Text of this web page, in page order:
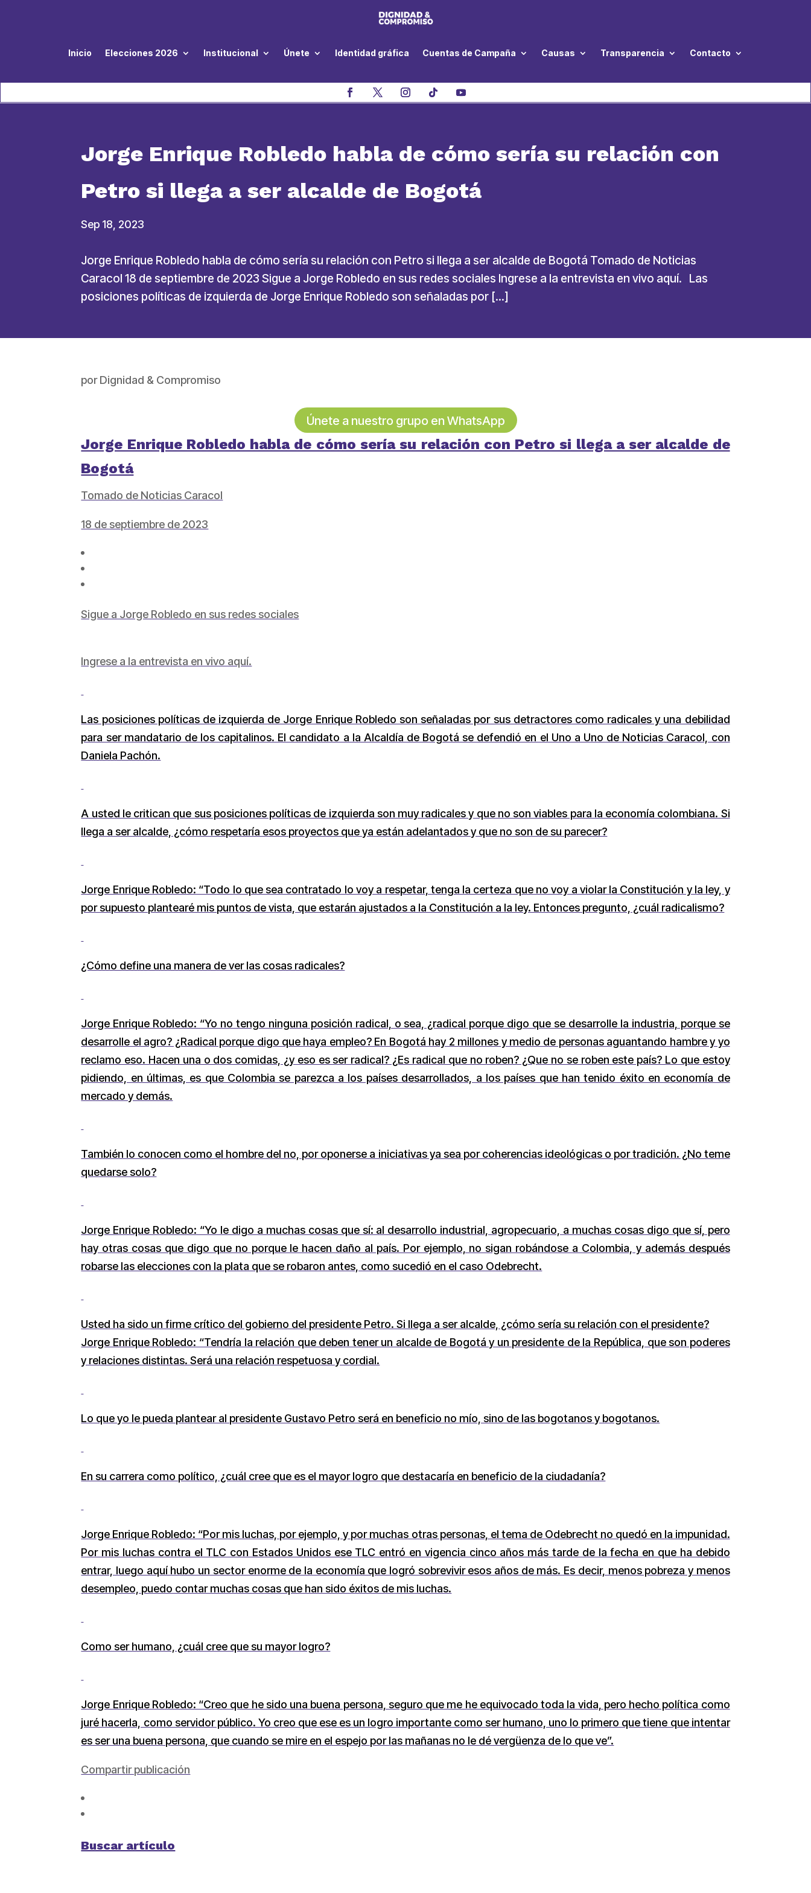
Inicio Elecciones 2026 Institucional Únete Identidad gráfica Cuentas de Campaña Causas Transparencia Contacto
Jorge Enrique Robledo habla de cómo sería su relación con
Petro si llega a ser alcalde de Bogotá
Sep 18, 2023
Jorge Enrique Robledo habla de cómo sería su relación con Petro si llega a ser alcalde de Bogotá Tomado de Noticias
Caracol 18 de septiembre de 2023 Sigue a Jorge Robledo en sus redes sociales Ingrese a la entrevista en vivo aquí. Las
posiciones políticas de izquierda de Jorge Enrique Robledo son señaladas por […]
porDignidad & Compromiso
Únete a nuestro grupo en WhatsApp
Jorge Enrique Robledo habla de cómo sería su relación con Petro si llega a ser alcalde de
Bogotá
Tomado de Noticias Caracol
18 de septiembre de 2023
Sigue a Jorge Robledo en sus redes sociales
Ingrese a la entrevista en vivo aquí.
Las posiciones políticas de izquierda de Jorge Enrique Robledo son señaladas por sus detractores como radicales y una debilidad
para ser mandatario de los capitalinos. El candidato a la Alcaldía de Bogotá se defendió en el Uno a Uno de Noticias Caracol, con
Daniela Pachón.
A usted le critican que sus posiciones políticas de izquierda son muy radicales y que no son viables para la economía colombiana. Si
llega a ser alcalde, ¿cómo respetaría esos proyectos que ya están adelantados y que no son de su parecer?
Jorge Enrique Robledo: “Todo lo que sea contratado lo voy a respetar, tenga la certeza que no voy a violar la Constitución y la ley, y
por supuesto plantearé mis puntos de vista, que estarán ajustados a la Constitución a la ley. Entonces pregunto, ¿cuál radicalismo?
¿Cómo define una manera de ver las cosas radicales?
Jorge Enrique Robledo: “Yo no tengo ninguna posición radical, o sea, ¿radical porque digo que se desarrolle la industria, porque se
desarrolle el agro? ¿Radical porque digo que haya empleo? En Bogotá hay 2 millones y medio de personas aguantando hambre y yo
reclamo eso. Hacen una o dos comidas, ¿y eso es ser radical? ¿Es radical que no roben? ¿Que no se roben este país? Lo que estoy
pidiendo, en últimas, es que Colombia se parezca a los países desarrollados, a los países que han tenido éxito en economía de
mercado y demás.
También lo conocen como el hombre del no, por oponerse a iniciativas ya sea por coherencias ideológicas o por tradición. ¿No teme
quedarse solo?
Jorge Enrique Robledo: “Yo le digo a muchas cosas que sí: al desarrollo industrial, agropecuario, a muchas cosas digo que sí, pero
hay otras cosas que digo que no porque le hacen daño al país. Por ejemplo, no sigan robándose a Colombia, y además después
robarse las elecciones con la plata que se robaron antes, como sucedió en el caso Odebrecht.
Usted ha sido un firme crítico del gobierno del presidente Petro. Si llega a ser alcalde, ¿cómo sería su relación con el presidente?
Jorge Enrique Robledo: “Tendría la relación que deben tener un alcalde de Bogotá y un presidente de la República, que son poderes
y relaciones distintas. Será una relación respetuosa y cordial.
Lo que yo le pueda plantear al presidente Gustavo Petro será en beneficio no mío, sino de las bogotanos y bogotanos.
En su carrera como político, ¿cuál cree que es el mayor logro que destacaría en beneficio de la ciudadanía?
Jorge Enrique Robledo: “Por mis luchas, por ejemplo, y por muchas otras personas, el tema de Odebrecht no quedó en la impunidad.
Por mis luchas contra el TLC con Estados Unidos ese TLC entró en vigencia cinco años más tarde de la fecha en que ha debido
entrar, luego aquí hubo un sector enorme de la economía que logró sobrevivir esos años de más. Es decir, menos pobreza y menos
desempleo, puedo contar muchas cosas que han sido éxitos de mis luchas.
Como ser humano, ¿cuál cree que su mayor logro?
Jorge Enrique Robledo: “Creo que he sido una buena persona, seguro que me he equivocado toda la vida, pero hecho política como
juré hacerla, como servidor público. Yo creo que ese es un logro importante como ser humano, uno lo primero que tiene que intentar
es ser una buena persona, que cuando se mire en el espejo por las mañanas no le dé vergüenza de lo que ve”.
Compartir publicación
Buscar artículo